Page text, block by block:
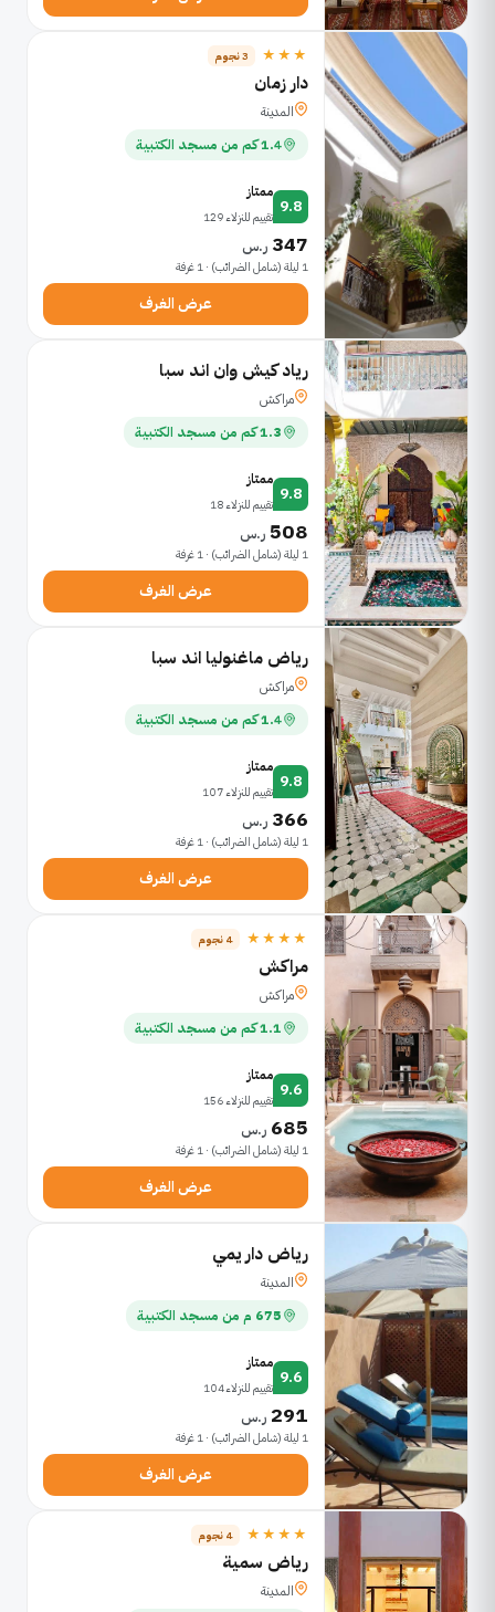
★★★ 3 نجوم
دار زمان
المدينة
1.4 كم من مسجد الكتبية
9.8
ممتاز
تقييم للنزلاء 129
347 ر.س
1 ليلة (شامل الضرائب) · 1 غرفة
عرض الغرف
رياد كيش وان اند سبا
مراكش
1.3 كم من مسجد الكتبية
9.8
ممتاز
تقييم للنزلاء 18
508 ر.س
1 ليلة (شامل الضرائب) · 1 غرفة
عرض الغرف
رياض ماغنوليا اند سبا
مراكش
1.4 كم من مسجد الكتبية
9.8
ممتاز
تقييم للنزلاء 107
366 ر.س
1 ليلة (شامل الضرائب) · 1 غرفة
عرض الغرف
★★★★ 4 نجوم
مراكش
مراكش
1.1 كم من مسجد الكتبية
9.6
ممتاز
تقييم للنزلاء 156
685 ر.س
1 ليلة (شامل الضرائب) · 1 غرفة
عرض الغرف
رياض دار يمي
المدينة
675 م من مسجد الكتبية
9.6
ممتاز
تقييم للنزلاء 104
291 ر.س
1 ليلة (شامل الضرائب) · 1 غرفة
عرض الغرف
★★★★ 4 نجوم
رياض سمية
المدينة